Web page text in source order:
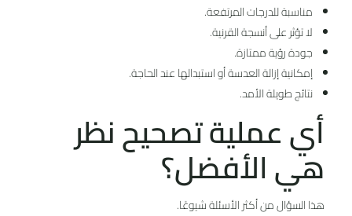
مناسبة للدرجات المرتفعة.
لا تؤثر على أنسجة القرنية.
جودة رؤية ممتازة.
إمكانية إزالة العدسة أو استبدالها عند الحاجة.
نتائج طويلة الأمد.
أي عملية تصحيح نظر
هي الأفضل؟
هذا السؤال من أكثر الأسئلة شيوعًا.